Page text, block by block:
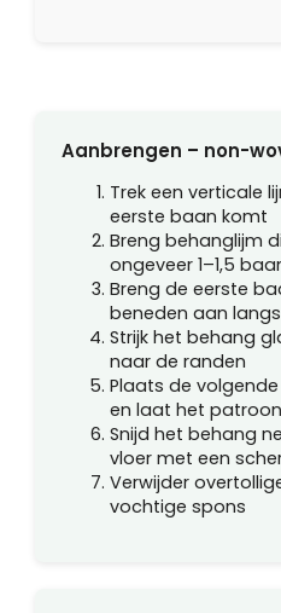
Aanbrengen – non-
Trek een verticale
eerste baan komt
Breng behanglijm
ongeveer 1–1,5
Breng de eerste
beneden aan
Strijk het behang
naar de randen
Plaats de
en laat het
Snijd het behang
vloer met een
Verwijder
vochtige spons